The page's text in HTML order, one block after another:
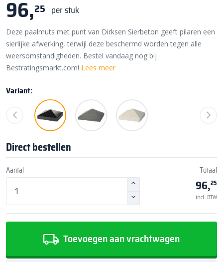
96,25 per stuk
Deze paalmuts met punt van Dirksen Sierbeton geeft pilaren een
sierlijke afwerking, terwijl deze beschermd worden tegen alle
weersomstandigheden. Bestel vandaag nog bij
Bestratingsmarkt.com! Lees meer
Variant:
Direct bestellen
Aantal Totaal
96,25
incl. BTW
Toevoegen aan vrachtwagen